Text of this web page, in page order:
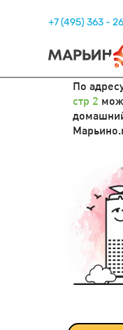
+7 (495) 363 -
По
стр 2